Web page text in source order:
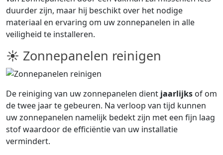
duurder zijn, maar hij beschikt over het nodige
materiaal en ervaring om uw zonnepanelen in alle
veiligheid te installeren.
☀ Zonnepanelen reinigen
De reiniging van uw zonnepanelen dient jaarlijks of om
de twee jaar te gebeuren. Na verloop van tijd kunnen
uw zonnepanelen namelijk bedekt zijn met een fijn laag
stof waardoor de efficiëntie van uw installatie
vermindert.